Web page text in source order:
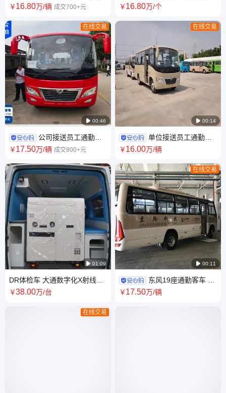
巴车 25座29座客运车 村村通巴
￥16.80万/辆 成交700+元
 00:46
在线交易
公司接送员工通勤车
客运车 村村通中巴车 东风柴油
￥17.50万/辆 成交800+元
 01:09
DR体检车 大通数字化X射线车
公共卫生服务 职业病巡检车 金
￥38.00万/台
在线交易
29座客运车 天翼柴油中巴车
￥16.80万/个
 00:14
在线交易
单位接送员工通勤客
车 商务中巴车 东风牌19座25座
￥16.00万/辆
 00:11
在线交易
东风19座通勤客车 村
村通客运 29座中巴 中型中级
￥17.50万/辆